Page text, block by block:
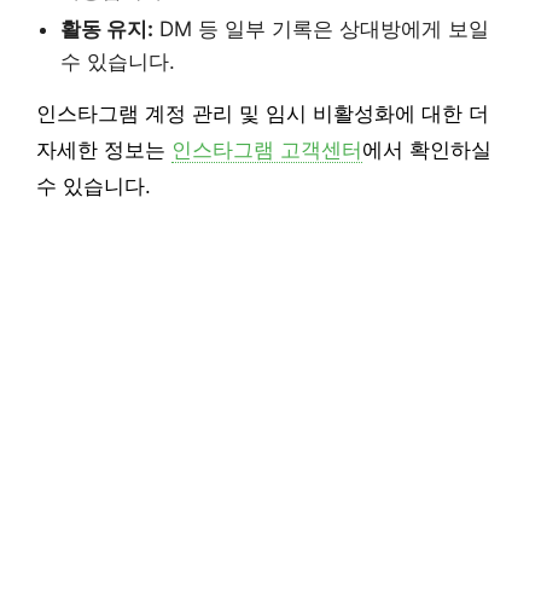
활동 유지: DM 등 일부 기록은 상대방에게 보일
수 있습니다.
인스타그램 계정 관리 및 임시 비활성화에 대한 더
자세한 정보는 인스타그램 고객센터 에서 확인하실
수 있습니다.